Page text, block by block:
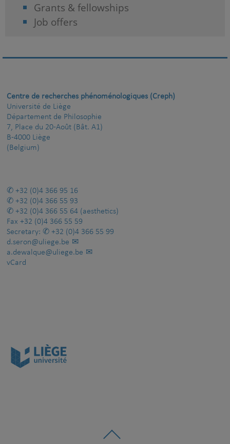
Grants & fellowships
Job offers
Centre de recherches phénoménologiques (Creph)
Université de Liège
Département de Philosophie
7, Place du 20-Août (Bât. A1)
B-4000 Liège
(Belgium)
+32 (0)4 366 95 16
+32 (0)4 366 55 93
+32 (0)4 366 55 64 (aesthetics)
Fax +32 (0)4 366 55 59
Secretary:
+32 (0)4 366 55 99
d.seron@uliege.be
a.dewalque@uliege.be
vCard